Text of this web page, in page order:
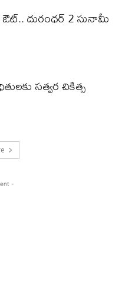
ఔట్‌.. దురంధ‌ర్ 2 సునామీ
సత్వర చికిత్స
-